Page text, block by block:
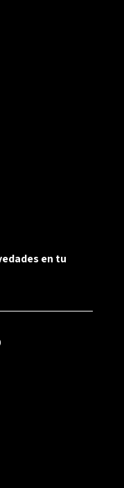
en tu